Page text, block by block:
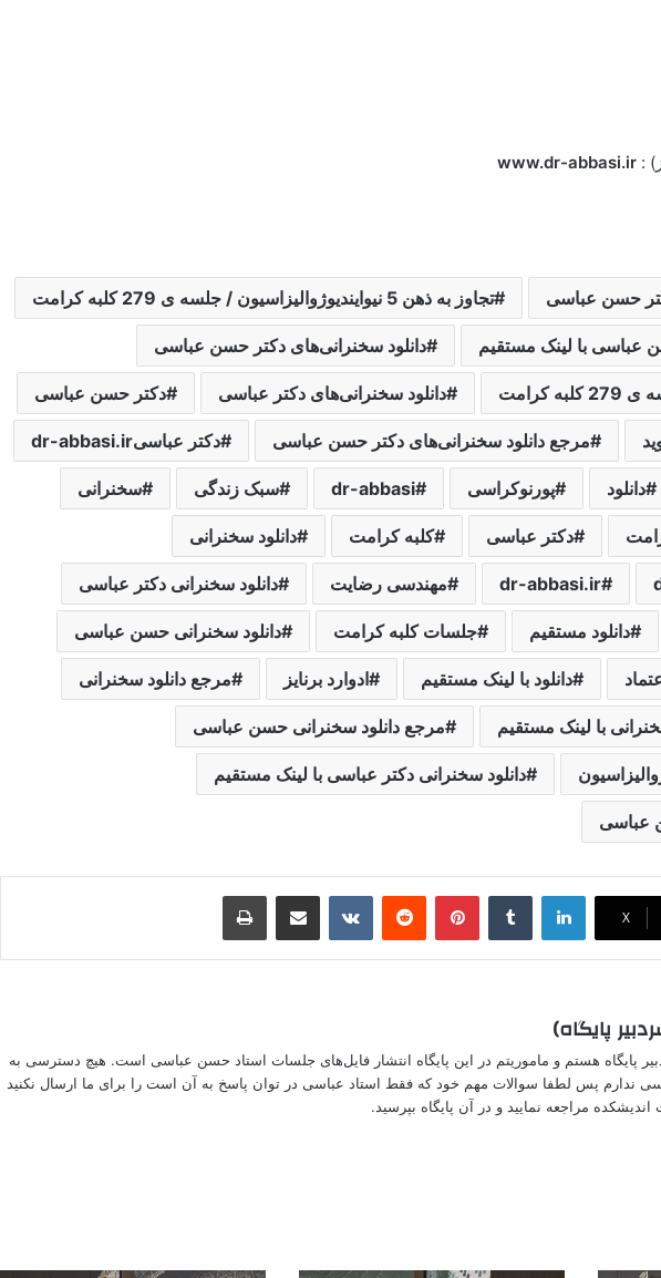
:
حسن عباسی تجاوز به ذهن 5 نیوایندیوژوالیزاسیون / جلسه ی 279 کلبه کرامت
عباسی با لینک مستقیم دانلود سخنرانی‌های دکتر حسن عباسی
کرامت دانلود سخنرانی‌های دکتر عباسی دکتر حسن عباسی
مرجع دانلود سخنرانی‌های دکتر حسن عباسی دکتر عباسیdr-abbasi.ir
دانلود پورنوکراسی dr-abbasi سبک زندگی سخنرانی
دکتر عباسی کلبه کرامت دانلود سخنرانی
dr-abbasi.ir مهندسی رضایت دانلود سخنرانی دکتر عباسی
دانلود مستقیم جلسات کلبه کرامت دانلود سخنرانی حسن عباسی
دانلود با لینک مستقیم ادوارد برنایز مرجع دانلود سخنرانی
با لینک مستقیم مرجع دانلود سخنرانی حسن عباسی
دانلود سخنرانی دکتر عباسی با لینک مستقیم
عباسی
X
لینکدین ‫تامبلر ‫پین‌ترست‫رددیت ‫VKontakteاشتراک گذاری از طریق ایمیل چاپ
پایگاه)
پایگاه هستم و ماموریتم در این پایگاه انتشار فایل‌های جلسات استاد حسن عباسی است. هیچ دسترسی به
ندارم پس لطفا سوالات مهم خود که فقط استاد عباسی در توان پاسخ به آن است را برای ما ارسال نکنید
مراجعه نمایید و در آن پایگاه بپرسید.